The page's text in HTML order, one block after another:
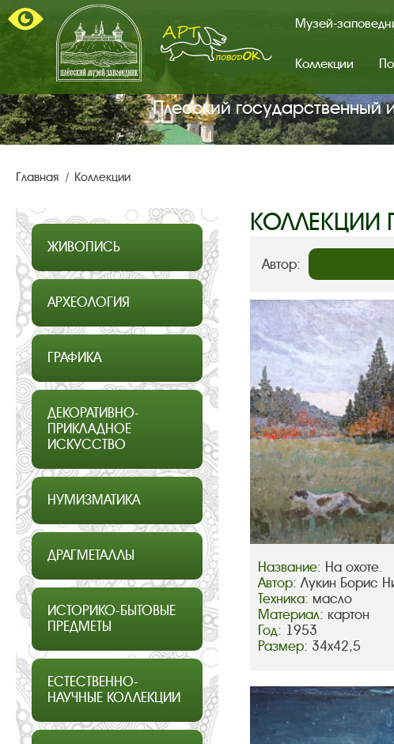
Главная
страница.
поводок.
Музей-
Коллекции
Плесский государственный
Главная Коллекции
ЖИВОПИСЬ
АРХЕОЛОГИЯ
ГРАФИКА
ДЕКОРАТИВНО-
ПРИКЛАДНОЕ
ИСКУССТВО
НУМИЗМАТИКА
ДРАГМЕТАЛЛЫ
ИСТОРИКО-БЫТОВЫЕ
ПРЕДМЕТЫ
ЕСТЕСТВЕННО-
НАУЧНЫЕ КОЛЛЕКЦИИ
КОЛЛЕКЦИИ
Автор:
Название: На охоте.
Автор: Лукин Борис
Техника: масло
Материал: картон
Год: 1953
Размер: 34х42,5